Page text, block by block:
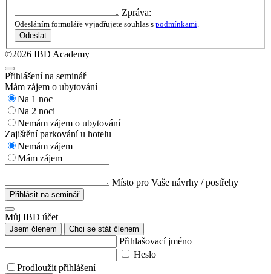
Zpráva:
Odesláním formuláře vyjadřujete souhlas s podmínkami
Odeslat
©2026 IBD Academy
Přihlášení na seminář
Mám zájem o ubytování
Na 1 noc
Na 2 noci
Nemám zájem o ubytování
Zajištění parkování u hotelu
Nemám zájem
Mám zájem
Místo pro Vaše návrhy / postřehy
Přihlásit na seminář
Můj IBD účet
Jsem členem Chci se stát členem
Přihlašovací jméno
Heslo
Prodloužit přihlášení